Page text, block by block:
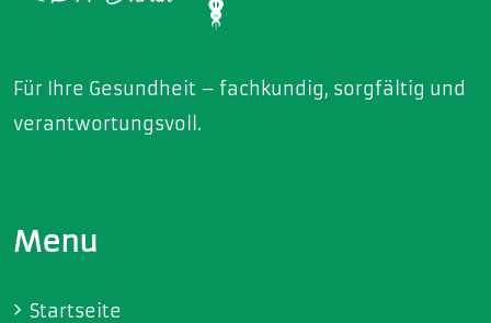
Für Ihre Gesundheit – fachkundig, sorgfältig und
verantwortungsvoll.
Menu
Startseite